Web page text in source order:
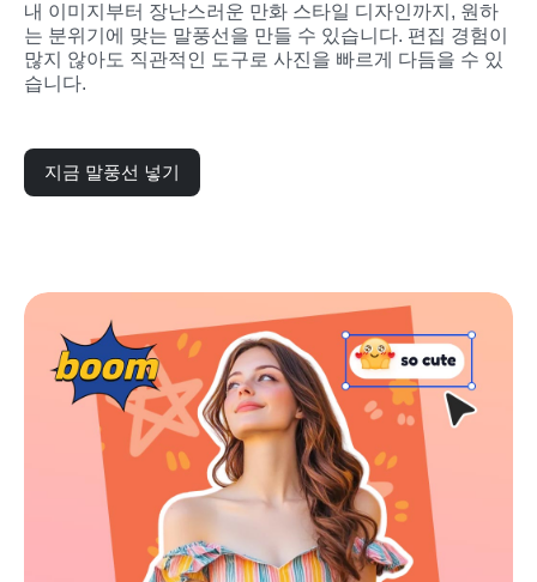
내 이미지부터 장난스러운 만화 스타일 디자인까지, 원하
는 분위기에 맞는 말풍선을 만들 수 있습니다. 편집 경험이
많지 않아도 직관적인 도구로 사진을 빠르게 다듬을 수 있
습니다.
지금 말풍선 넣기